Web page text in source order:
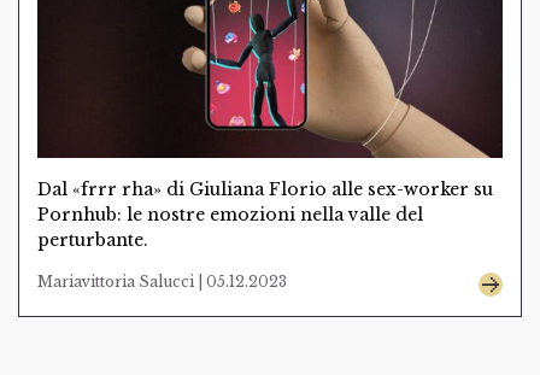
Dal «frrr rha» di Giuliana Florio alle sex-worker su
Pornhub: le nostre emozioni nella valle del
perturbante.
Mariavittoria Salucci | 05.12.2023